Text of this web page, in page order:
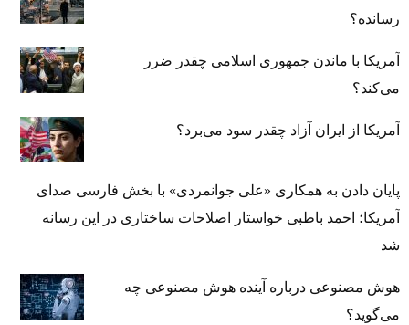
رسانده؟
آمریکا با ماندن جمهوری اسلامی چقدر ضرر
می‌کند؟
آمریکا از ایران آزاد چقدر سود می‌برد؟
پایان دادن به همکاری «علی جوانمردی» با بخش فارسی صدای
آمریکا؛ احمد باطبی خواستار اصلاحات ساختاری در این رسانه
شد
هوش مصنوعی درباره آینده هوش مصنوعی چه
می‌گوید؟